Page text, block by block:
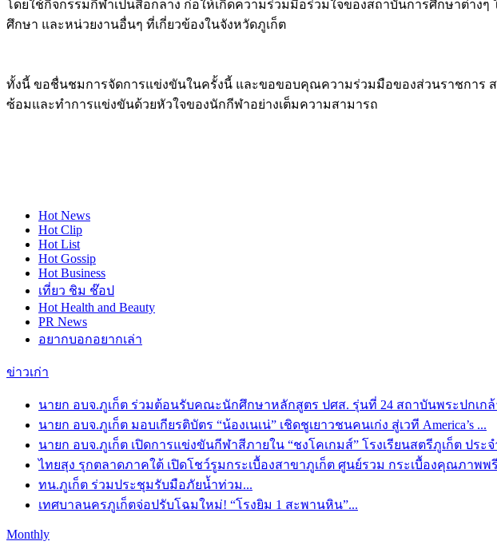
โดยใช้กิจกรรมกีฬาเป็นสื่อกลาง ก่อให้เกิดความร่วมมือร่วมใจของสถาบันการศึกษาต่า
ศึกษา และหน่วยงานอื่นๆ ที่เกี่ยวข้องในจังหวัดภูเก็ต
ทั้งนี้ ขอชื่นชมการจัดการแข่งขันในครั้งนี้ และขอขอบคุณความร่วมมือของส่วนราชการ
ซ้อมและทำการแข่งขันด้วยหัวใจของนักกีฬาอย่างเต็มความสามารถ
Hot News
Hot Clip
Hot List
Hot Gossip
Hot Business
เที่ยว ชิม ช๊อป
Hot Health and Beauty
PR News
อยากบอกอยากเล่า
ข่าวเก่า
นายก อบจ.ภูเก็ต ร่วมต้อนรับคณะนักศึกษาหลักสูตร ปศส. รุ่นที่ 24 สถาบันพระปกเกล้
นายก อบจ.ภูเก็ต มอบเกียรติบัตร “น้องเนเน่” เชิดชูเยาวชนคนเก่ง สู่เวที America’s ...
นายก อบจ.ภูเก็ต เปิดการแข่งขันกีฬาสีภายใน “ชงโคเกมส์” โรงเรียนสตรีภูเก็ต ประจ
ไทยสุง รุกตลาดภาคใต้ เปิดโชว์รูมกระเบื้องสาขาภูเก็ต ศูนย์รวม กระเบื้องคุณภาพพรี
ทน.ภูเก็ต ร่วมประชุมรับมือภัยน้ำท่วม...
เทศบาลนครภูเก็ตจ่อปรับโฉมใหม่! “โรงยิม 1 สะพานหิน”...
Monthly